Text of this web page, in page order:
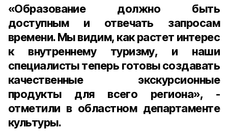
«Образование должно быть
доступным и отвечать запросам
времени. Мы видим, как растет интерес
к внутреннему туризму, и наши
специалисты теперь готовы создавать
качественные экскурсионные
продукты для всего региона», -
отметили в областном департаменте
культуры.